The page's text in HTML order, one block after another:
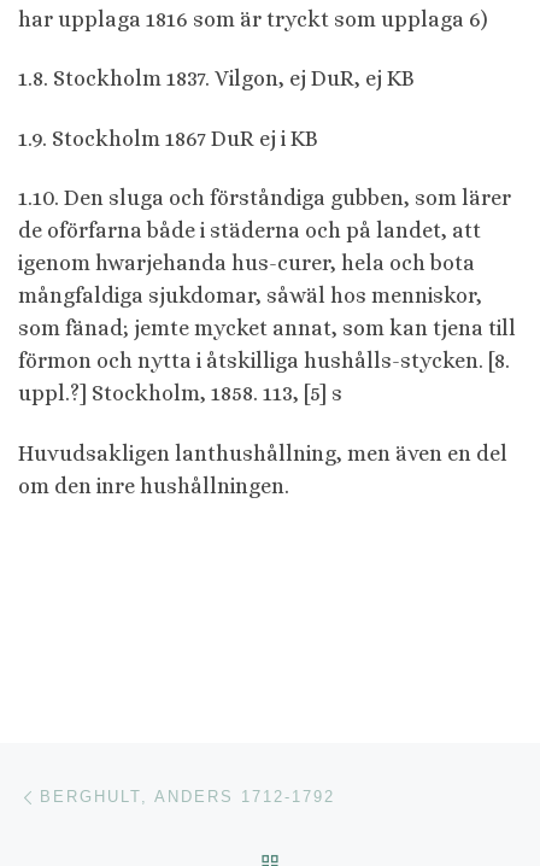
har upplaga 1816 som är tryckt som upplaga 6)
1.8. Stockholm 1837. Vilgon, ej DuR, ej KB
1.9. Stockholm 1867 DuR ej i KB
1.10. Den sluga och förståndiga gubben, som lärer
de oförfarna både i städerna och på landet, att
igenom hwarjehanda hus-curer, hela och bota
mångfaldiga sjukdomar, såwäl hos menniskor,
som fänad; jemte mycket annat, som kan tjena till
förmon och nytta i åtskilliga hushålls-stycken. [8.
uppl.?] Stockholm, 1858. 113, [5] s
Huvudsakligen lanthushållning, men även en del
om den inre hushållningen.
Inläggsnavigering
BERGHULT, ANDERS 1712-1792